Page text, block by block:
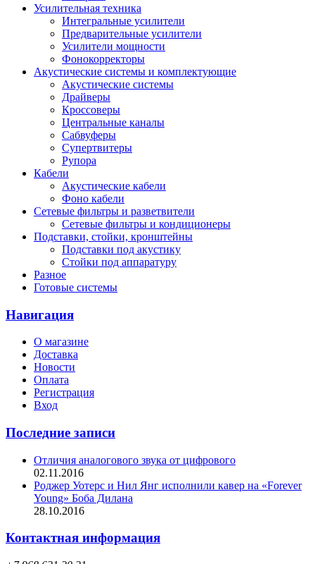
Усилительная техника
Интегральные усилители
Предварительные усилители
Усилители мощности
Фонокорректоры
Акустические системы и комплектующие
Акустические системы
Драйверы
Кроссоверы
Центральные каналы
Сабвуферы
Супертвитеры
Рупора
Кабели
Акустические кабели
Фоно кабели
Сетевые фильтры и разветвители
Сетевые фильтры и кондиционеры
Подставки, стойки, кронштейны
Подставки под акустику
Стойки под аппаратуру
Разное
Готовые системы
Навигация
О магазине
Доставка
Новости
Оплата
Регистрация
Вход
Последние записи
Отличия аналогового звука от цифрового
02.11.2016
Роджер Уотерс и Нил Янг исполнили кавер на «Forever
Young» Боба Дилана
28.10.2016
Контактная информация